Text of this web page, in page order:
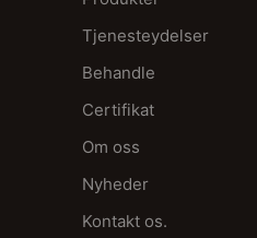
Tjenesteydelser
Behandle
Certifikat
Om oss
Nyheder
Kontakt os.